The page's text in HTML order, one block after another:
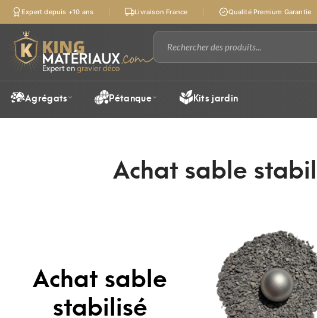
Expert depuis +10 ans Livraison France Qualité Premium Garantie
Agrégats Pétanque Kits jardin
Achat sable
Achat sable
stabilisé